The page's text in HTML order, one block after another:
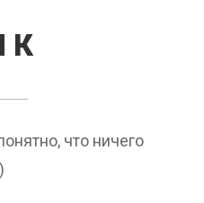
К
что ничего